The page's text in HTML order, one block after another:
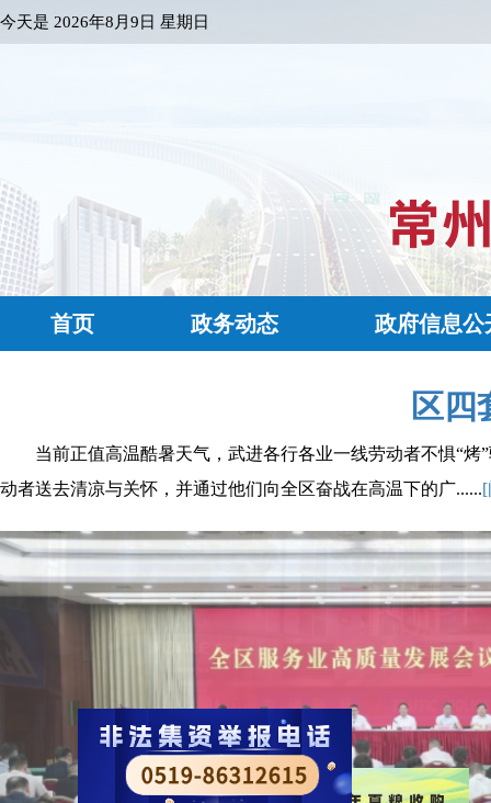
今天是 2026年8月9日 星期日
首页 政务动态 政府信息公
区四
当前正值高温酷暑天气，武进各行各业一线劳动者不惧“
动者送去清凉与关怀，并通过他们向全区奋战在高温下的广......[